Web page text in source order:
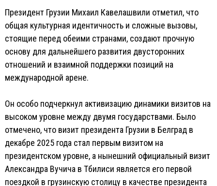
Президент Грузии Михаил Кавелашвили отметил, что
общая культурная идентичность и сложные вызовы,
стоящие перед обеими странами, создают прочную
основу для дальнейшего развития двусторонних
отношений и взаимной поддержки позиций на
международной арене.
Он особо подчеркнул активизацию динамики визитов на
высоком уровне между двумя государствами. Было
отмечено, что визит президента Грузии в Белград в
декабре 2025 года стал первым визитом на
президентском уровне, а нынешний официальный визит
Александра Вучича в Тбилиси является его первой
поездкой в грузинскую столицу в качестве президента